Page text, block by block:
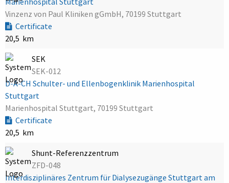
Vinzenz von Paul Kliniken gGmbH, 70199 Stuttgart
Certificate
20,5 km
SEK
SEK-012
D-A-CH Schulter- und Ellenbogenklinik Marienhospital
Stuttgart
Marienhospital Stuttgart, 70199 Stuttgart
Certificate
20,5 km
Shunt-Referenzzentrum
ZFD-048
Interdisziplinäres Zentrum für Dialysezugänge Stuttgart am